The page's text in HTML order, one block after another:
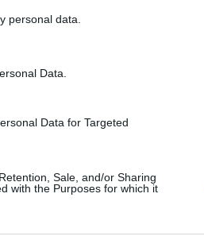
personal data.
Data.
Data for Targeted
Sale, and/or Sharing
with the Purposes for which it